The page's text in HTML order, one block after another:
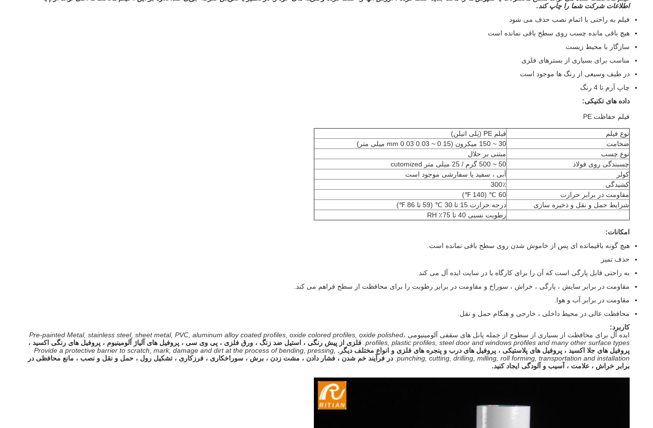
اطلاعات شرکت شما را چاپ کند.
فیلم به راحتی با اتمام نصب حذف می شود
هیچ باقی مانده چسب روی سطح باقی نمانده است
سازگار با محیط زیست
مناسب برای بسیاری از بسترهای فلزی
در طیف وسیعی از رنگ ها موجود است
چاپ آرم تا 4 رنگ
داده های تکنیکی:
فیلم حفاظت PE
نوع فیلم
فیلم PE (پلی اتیلن)
ضخامت
30 ~ 150 میکرون (0.15 ~ 0.03 mm 0.03 میلی متر)
نوع چسب
مبتنی بر حلال
چسبندگی روی فولاد
50 ~ 500 گرم / 25 میلی متر cutomized
کولر
آبی ، سفید یا سفارشی موجود است
کشیدگی
300٪
مقاومت در برابر حرارت
60 ℃ (140 ℉)
شرایط حمل و نقل و ذخیره سازی
درجه حرارت 15 تا 30 ℃ (59 تا 86 ℉)
رطوبت نسبی 40 تا 75٪ RH
امکانات:
هیچ گونه باقیمانده ای پس از خاموش شدن روی سطح باقی نمانده است.
حذف تمیز
به راحتی قابل پارگی است که آن را برای کارگاه یا در سایت ایده آل می کند.
مقاومت در برابر سایش ، پارگی ، خراش ، سوراخ و مقاومت در برابر رطوبت را برای محافظت از سطح فراهم می کند.
مقاومت در برابر آب و هوا.
محافظت عالی در محیط داخلی ، خارجی و هنگام حمل و نقل.
کاربرد:
ایده آل برای محافظت از بسیاری از سطوح از جمله پانل های سقفی آلومینیومی ،Pre-painted Metal, stainless steel, sheet metal, PVC, aluminum alloy coated profiles, oxide colored profiles, oxide polished
profiles, plastic profiles, steel door and windows profiles and many other surface types. فلزی از پیش رنگی ، استیل ضد زنگ ، ورق فلزی ، پی وی سی ، پروفیل های آلیاژ آلومینیوم ، پروفیل های رنگی اکسید ،
پروفیل های جلا اکسید ، پروفیل های پلاستیکی ، پروفیل های درب و پنجره های فلزی و انواع مختلف دیگر. Provide a protective barrier to scratch, mark, damage and dirt at the process of bending, pressing,
punching, cutting, drilling, milling, roll forming, transportation and installation. در فرآیند خم شدن ، فشار دادن ، مشت زدن ، برش ، سوراخکاری ، فرزکاری ، تشکیل رول ، حمل و نقل و نصب ، مانع محافظی در
برابر خراش ، علامت ، آسیب و آلودگی ایجاد کنید.